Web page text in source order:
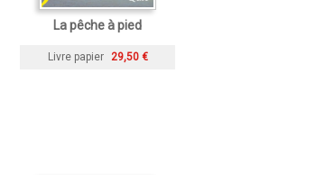
La pêche à pied
Livre papier 29,50 €